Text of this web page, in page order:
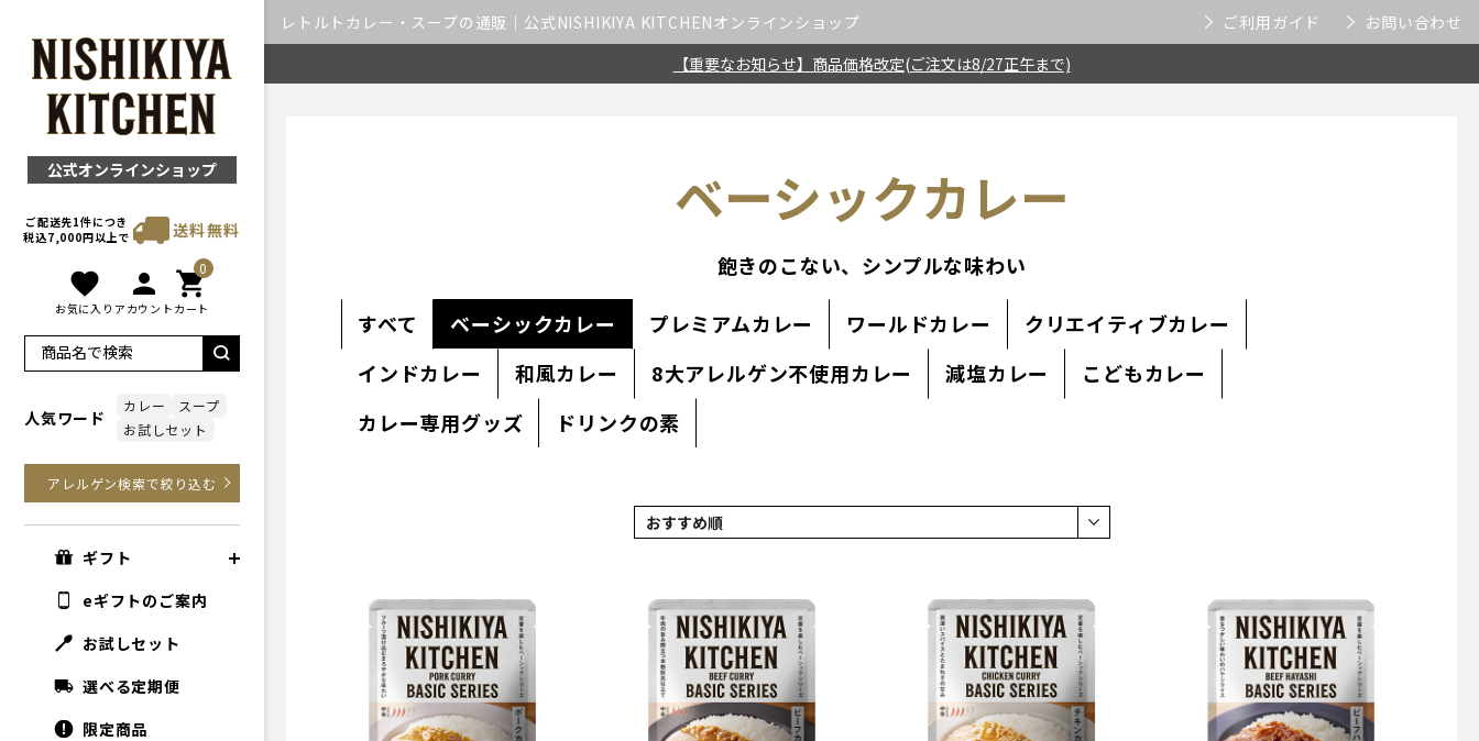
公式オンラインショップ
ご配送先1件につき
税込7,000円以上で
送料無料
favorite
お気に入り
person
アカウント
0
shopping_cart
カート
人気ワード
カレー
スープ
お試しセット
アレルゲン検索で絞り込む
ギフト
eギフトのご案内
お試しセット
選べる定期便
限定商品
レトルトカレー・スープの通販｜公式NISHIKIYA KITCHENオンラインショップ ご利用ガイド
お問い合わせ
【重要なお知らせ】商品価格改定(ご注文は8/27正午まで)
ベーシックカレー
飽きのこない、シンプルな味わい
すべて ベーシックカレー プレミアムカレー ワールドカレー
クリエイティブカレー
インドカレー
和風カレー 8大アレルゲン不使用カレー 減塩カレー
こどもカレー
カレー専用グッズ
ドリンクの素